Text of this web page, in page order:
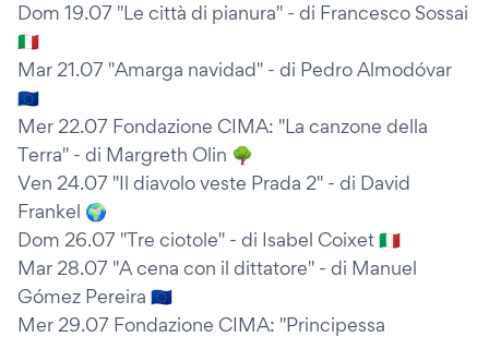
Dom 19.07 "Le città di pianura" - di Francesco Sossai
🇮🇹
Mar 21.07 "Amarga navidad" - di Pedro Almodóvar
🇪🇺
Mer 22.07 Fondazione CIMA: "La canzone della
Terra" - di Margreth Olin 🌳
Ven 24.07 "Il diavolo veste Prada 2" - di David
Frankel 🌍
Dom 26.07 "Tre ciotole" - di Isabel Coixet 🇮🇹
Mar 28.07 "A cena con il dittatore" - di Manuel
Gómez Pereira 🇪🇺
Mer 29.07 Fondazione CIMA: "Principessa